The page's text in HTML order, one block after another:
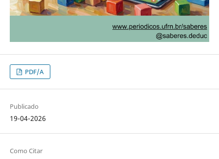
PDF/A
Publicado
19-04-2026
Como Citar